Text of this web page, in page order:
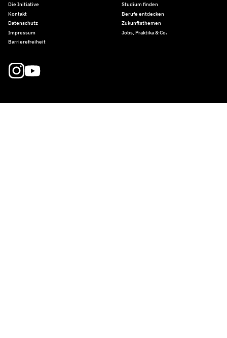
Die Initiative
Kontakt
Datenschutz
Impressum
Barrierefreiheit
Studium finden
Berufe entdecken
Zukunftsthemen
Jobs, Praktika & Co.